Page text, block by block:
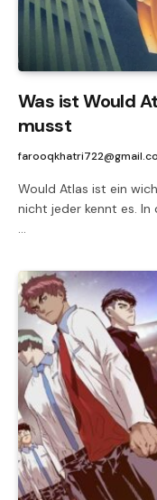
Was ist Would
musst
Would Atlas ist ein
nicht jeder kennt es. In
…